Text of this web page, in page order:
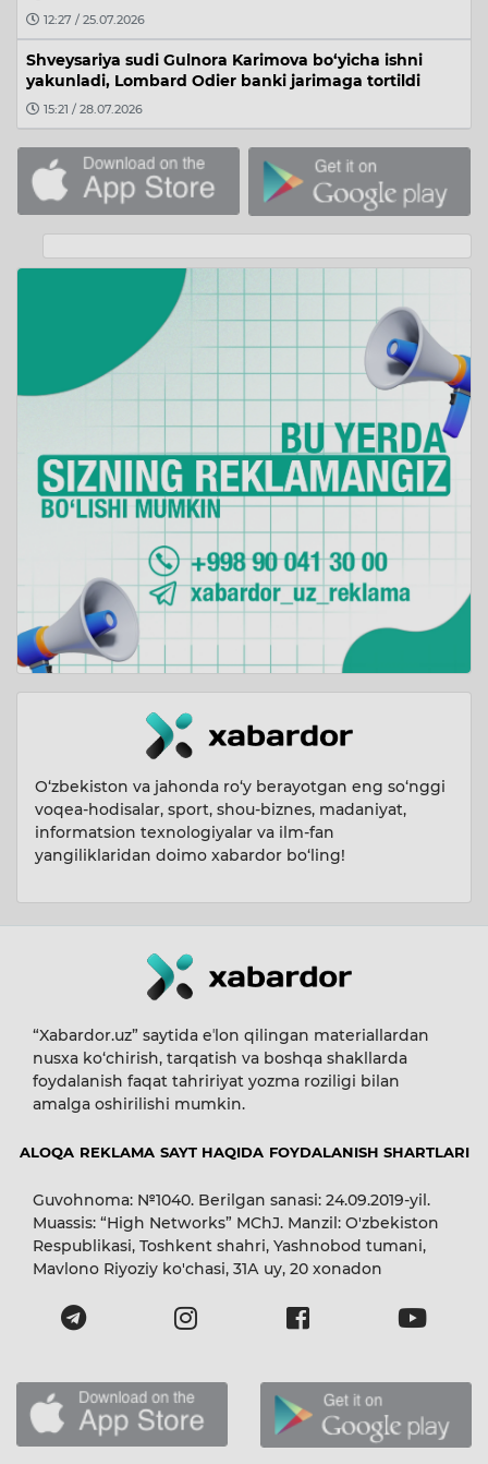
12:27 / 25.07.2026
Shveysariya sudi Gulnora Karimova bo‘yicha ishni
yakunladi, Lombard Odier banki jarimaga tortildi
15:21 / 28.07.2026
O‘zbekiston va jahonda ro‘y berayotgan eng so‘nggi
voqea-hodisalar, sport, shou-biznes, madaniyat,
informatsion texnologiyalar va ilm-fan
yangiliklaridan doimo xabardor bo‘ling!
“Xabardor.uz” saytida eʼlon qilingan materiallardan
nusxa ko‘chirish, tarqatish va boshqa shakllarda
foydalanish faqat tahririyat yozma roziligi bilan
amalga oshirilishi mumkin.
ALOQA REKLAMA SAYT HAQIDA FOYDALANISH SHARTLARI
Guvohnoma: №1040. Berilgan sanasi: 24.09.2019-yil.
Muassis: “High Networks” MChJ. Manzil: O'zbekiston
Respublikasi, Toshkent shahri, Yashnobod tumani,
Mavlono Riyoziy ko'chasi, 31А uy, 20 xonadon